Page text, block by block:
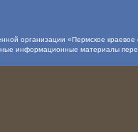
организации «Пермское
информационные материалы